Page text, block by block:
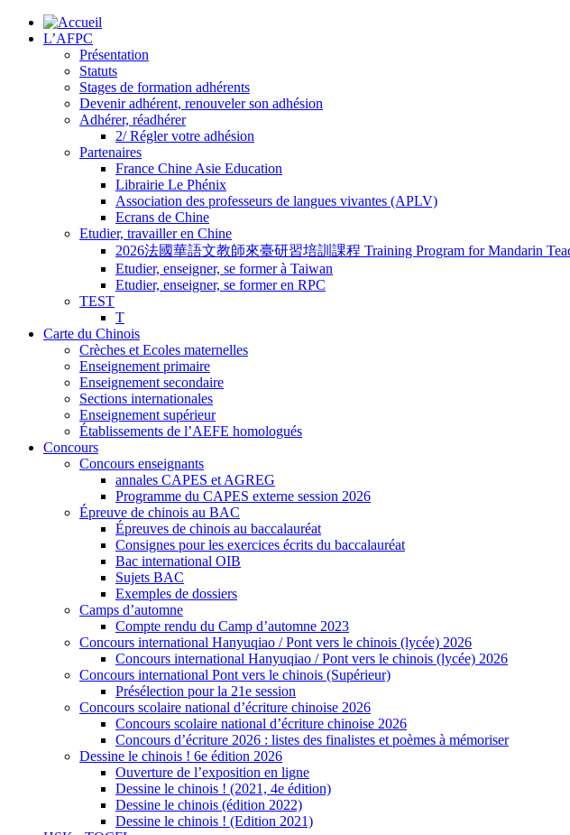
L’AFPC
Présentation
Statuts
Stages de formation adhérents
Devenir adhérent, renouveler son adhésion
Adhérer, réadhérer
2/ Régler votre adhésion
Partenaires
France Chine Asie Education
Librairie Le Phénix
Association des professeurs de langues vivantes (APLV)
Ecrans de Chine
Etudier, travailler en Chine
2026法國華語文教師來臺研習培訓課程 Training Program for Mandarin
Etudier, enseigner, se former à Taiwan
Etudier, enseigner, se former en RPC
TEST
T
Carte du Chinois
Crèches et Ecoles maternelles
Enseignement primaire
Enseignement secondaire
Sections internationales
Enseignement supérieur
Établissements de l’AEFE homologués
Concours
Concours enseignants
annales CAPES et AGREG
Programme du CAPES externe session 2026
Épreuve de chinois au BAC
Épreuves de chinois au baccalauréat
Consignes pour les exercices écrits du baccalauréat
Bac international OIB
Sujets BAC
Exemples de dossiers
Camps d’automne
Compte rendu du Camp d’automne 2023
Concours international Hanyuqiao / Pont vers le chinois (lycée) 2026
Concours international Hanyuqiao / Pont vers le chinois (lycée) 2026
Concours international Pont vers le chinois (Supérieur)
Présélection pour la 21e session
Concours scolaire national d’écriture chinoise 2026
Concours scolaire national d’écriture chinoise 2026
Concours d’écriture 2026 : listes des finalistes et poèmes à mémoriser
Dessine le chinois ! 6e édition 2026
Ouverture de l’exposition en ligne
Dessine le chinois ! (2021, 4e édition)
Dessine le chinois (édition 2022)
Dessine le chinois ! (Edition 2021)